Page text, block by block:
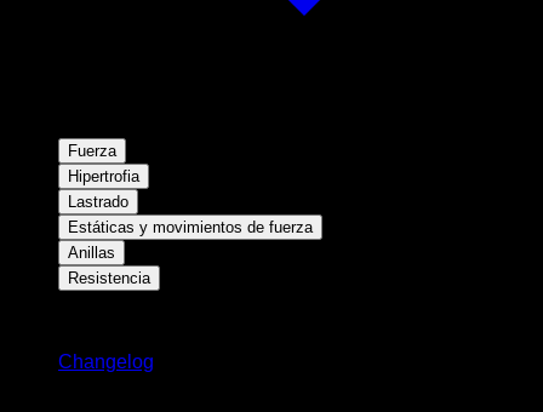
Fuerza
Hipertrofia
Lastrado
Estáticas y movimientos de fuerza
Anillas
Resistencia
Changelog